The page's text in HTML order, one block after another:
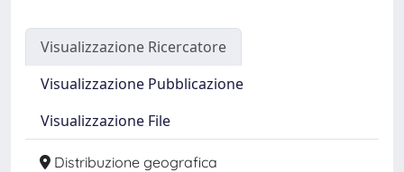
Visualizzazione Ricercatore
Visualizzazione Pubblicazione
Visualizzazione File
Distribuzione geografica